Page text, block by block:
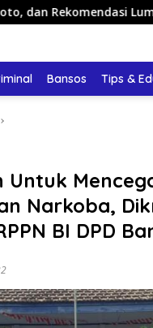
Lumpia
Bansos Tips &
Untuk
Narkoba,
BI DPD